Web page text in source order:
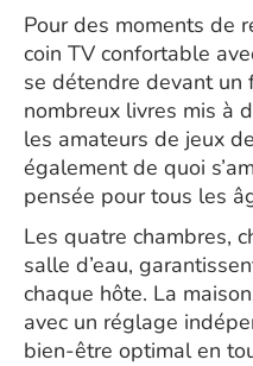
Pour des moments de
coin TV confortable
se détendre devant un
nombreux livres mis à
les amateurs de jeux
également de quoi
pensée pour tous les
Les quatre chambres,
salle d’eau,
chaque hôte. La
avec un réglage
bien-être optimal en